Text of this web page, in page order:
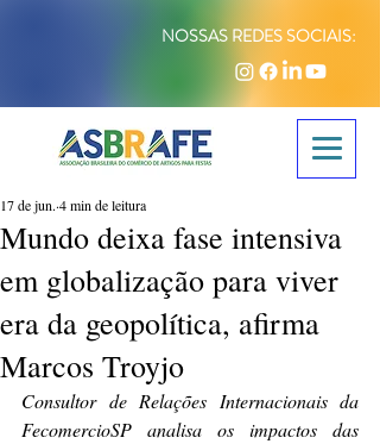
NOSSAS REDES SOCIAIS:
Mundo deixa fase intensiva
em globalização para viver
era da geopolítica, afirma
Marcos Troyjo
17 de jun. 4 min de leitura
Consultor de Relações Internacionais da
FecomercioSP analisa os impactos das